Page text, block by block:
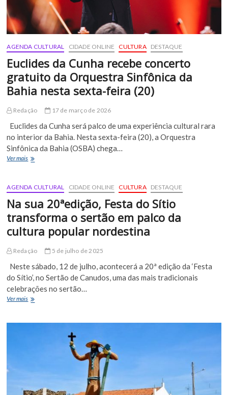
AGENDA CULTURAL CIDADE ONLINE CULTURA DESTAQUE
Euclides da Cunha recebe concerto
gratuito da Orquestra Sinfônica da
Bahia nesta sexta-feira (20)
Redação 17 de março de 2026
Euclides da Cunha será palco de uma experiência cultural rara
no interior da Bahia. Nesta sexta-feira (20), a Orquestra
Sinfônica da Bahia (OSBA) chega…
Ver maisEuclides
recebe
concerto
gratuito
Orquestra
Sinfônica
Bahia
sexta-
feira
(20)
AGENDA CULTURAL CIDADE ONLINE CULTURA DESTAQUE
Na sua 20ªedição, Festa do Sítio
transforma o sertão em palco da
cultura popular nordestina
Redação 5 de julho de 2025
Neste sábado, 12 de julho, acontecerá a 20ª edição da ‘Festa
do Sítio’, no Sertão de Canudos, uma das mais tradicionais
celebrações no sertão…
Ver maisNa
sertão
palco